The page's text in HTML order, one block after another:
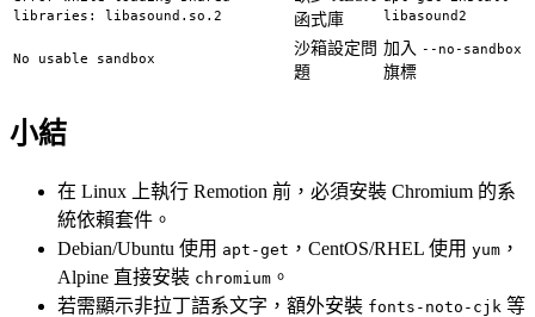
libraries: libasound.so.2
函式庫
libasound2
No usable sandbox
沙箱設定問
題
加入 --no-sandbox
旗標
小結
在 Linux 上執行 Remotion 前，必須安裝 Chromium 的系
統依賴套件。
Debian/Ubuntu 使用 apt-get ，CentOS/RHEL 使用 yum ，
Alpine 直接安裝 chromium 。
若需顯示非拉丁語系文字，額外安裝 fonts-noto-cjk 等